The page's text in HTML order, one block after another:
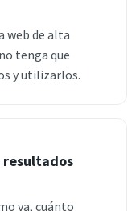
web de alta
tenga que
y utilizarlos.
resultados
va, cuánto